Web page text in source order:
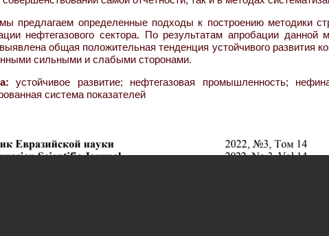
предлагаем определенные подходы к построению методики
нефтегазового сектора. По результатам апробации
общая положительная тенденция устойчивого развития
сильными и слабыми сторонами.
устойчивое развитие; нефтегазовая промышленность;
система показателей